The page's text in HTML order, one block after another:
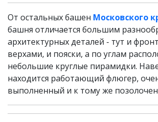
От остальных башен Московского
башня отличается большим
архитектурных деталей - тут и
верхами, и пояски, а по углам
небольшие круглые пирамидки.
находится работающий флюгер,
выполненный и к тому же